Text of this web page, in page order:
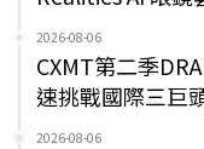
2026-08-06
CXMT第二季
速挑戰國際三巨
2026-08-06